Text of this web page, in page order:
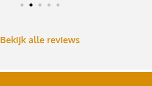
Bekijk alle reviews